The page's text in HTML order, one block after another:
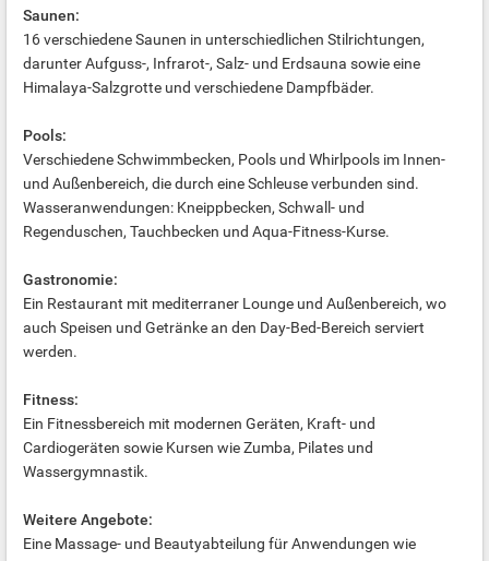
Saunen:
16 verschiedene Saunen in unterschiedlichen Stilrichtungen,
darunter Aufguss-, Infrarot-, Salz- und Erdsauna sowie eine
Himalaya-Salzgrotte und verschiedene Dampfbäder.
Pools:
Verschiedene Schwimmbecken, Pools und Whirlpools im Innen-
und Außenbereich, die durch eine Schleuse verbunden sind.
Wasseranwendungen: Kneippbecken, Schwall- und
Regenduschen, Tauchbecken und Aqua-Fitness-Kurse.
Gastronomie:
Ein Restaurant mit mediterraner Lounge und Außenbereich, wo
auch Speisen und Getränke an den Day-Bed-Bereich serviert
werden.
Fitness:
Ein Fitnessbereich mit modernen Geräten, Kraft- und
Cardiogeräten sowie Kursen wie Zumba, Pilates und
Wassergymnastik.
Weitere Angebote:
Eine Massage- und Beautyabteilung für Anwendungen wie